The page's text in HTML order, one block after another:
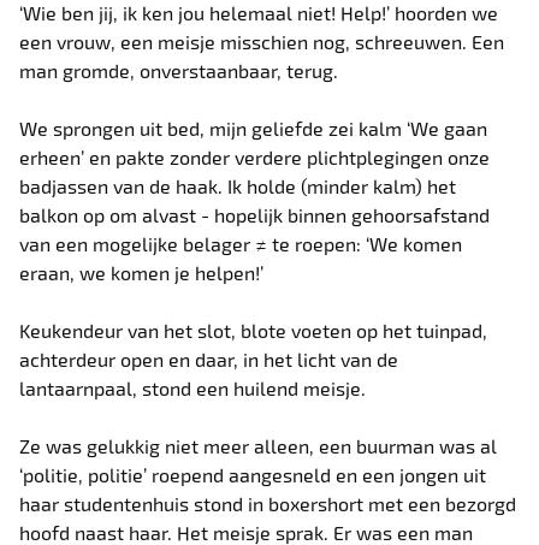
‘Wie ben jij, ik ken jou helemaal niet! Help!’ hoorden we
een vrouw, een meisje misschien nog, schreeuwen. Een
man gromde, onverstaanbaar, terug.
We sprongen uit bed, mijn geliefde zei kalm ‘We gaan
erheen’ en pakte zonder verdere plichtplegingen onze
badjassen van de haak. Ik holde (minder kalm) het
balkon op om alvast - hopelijk binnen gehoorsafstand
van een mogelijke belager ≠ te roepen: ‘We komen
eraan, we komen je helpen!’
Keukendeur van het slot, blote voeten op het tuinpad,
achterdeur open en daar, in het licht van de
lantaarnpaal, stond een huilend meisje.
Ze was gelukkig niet meer alleen, een buurman was al
‘politie, politie’ roepend aangesneld en een jongen uit
haar studentenhuis stond in boxershort met een bezorgd
hoofd naast haar. Het meisje sprak. Er was een man